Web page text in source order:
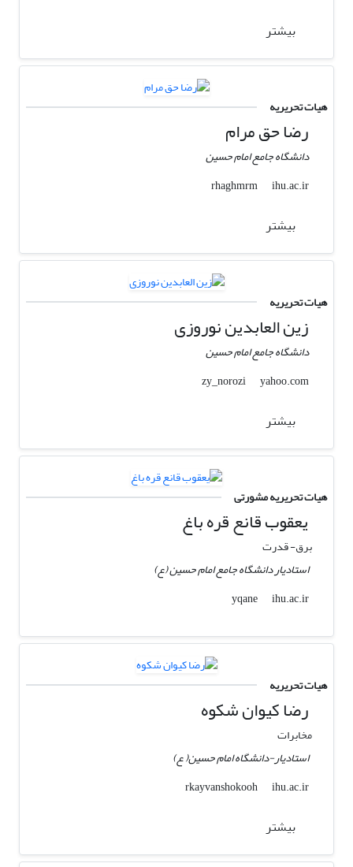
بیشتر
هیات تحریریه
رضا حق مرام
دانشگاه جامع امام حسین
rhaghmrm
ihu.ac.ir
بیشتر
هیات تحریریه
زین العابدین نوروزی
دانشگاه جامع امام حسین
zy_norozi
yahoo.com
بیشتر
هیات تحریریه مشورتی
یعقوب قانع قره باغ
برق- قدرت
استادیار دانشگاه جامع امام حسین (ع)
yqane
ihu.ac.ir
هیات تحریریه
رضا کیوان شکوه
مخابرات
استادیار-دانشگاه امام حسین( ع)
rkayvanshokooh
ihu.ac.ir
بیشتر